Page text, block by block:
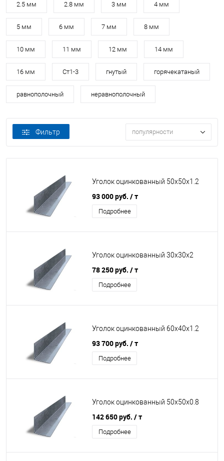
2.5 мм 2.8 мм 3 мм 4 мм
5 мм 6 мм 7 мм 8 мм
10 мм 11 мм 12 мм 14 мм
16 мм Ст1-3 гнутый горячекатаный
равнополочный неравнополочный
Фильтр популярности
Уголок оцинкованный 50х50х1.2
93 000 руб. / т
Подробнее
Уголок оцинкованный 30х30х2
78 250 руб. / т
Подробнее
Уголок оцинкованный 60х40х1.2
93 700 руб. / т
Подробнее
Уголок оцинкованный 50х50х0.8
142 650 руб. / т
Подробнее